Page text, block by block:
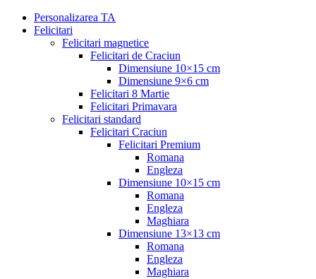
Personalizarea TA
Felicitari
Felicitari magnetice
Felicitari de Craciun
Dimensiune 10×15 cm
Dimensiune 9×6 cm
Felicitari 8 Martie
Felicitari Primavara
Felicitari standard
Felicitari Craciun
Felicitari Premium
Romana
Engleza
Dimensiune 10×15 cm
Romana
Engleza
Maghiara
Dimensiune 13×13 cm
Romana
Engleza
Maghiara